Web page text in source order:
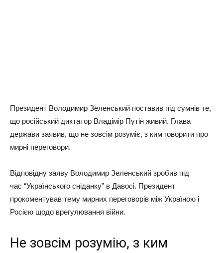
Президент Володимир Зеленський поставив під сумнів те,
що російський диктатор Владімір Путін живий. Глава
держави заявив, що не зовсім розуміє, з ким говорити про
мирні переговори.
Відповідну заяву Володимир Зеленський зробив під
час “Українського сніданку” в Давосі. Президент
прокоментував тему мирних переговорів між Україною і
Росією щодо врегулювання війни.
Не зовсім розумію, з ким